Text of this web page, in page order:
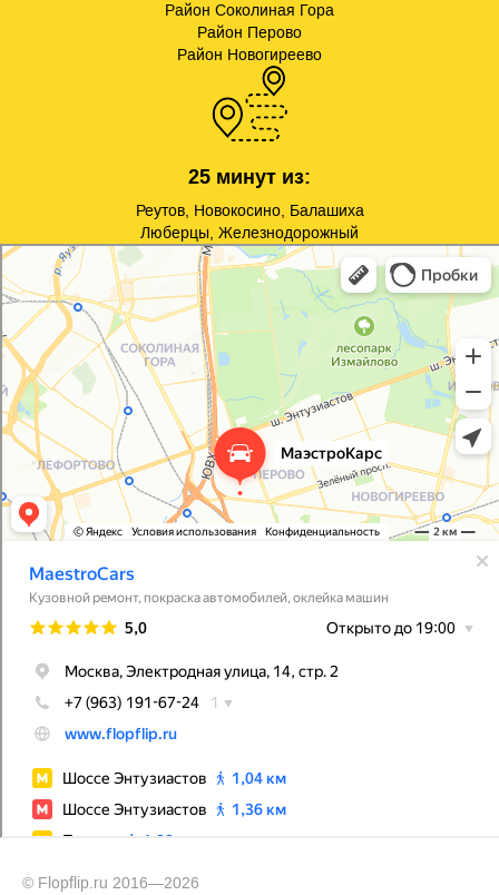
Район Соколиная Гора
Район Перово
Район Новогиреево
25 минут из:
Реутов, Новокосино, Балашиха
Люберцы, Железнодорожный
© Flopflip.ru 2016—2026